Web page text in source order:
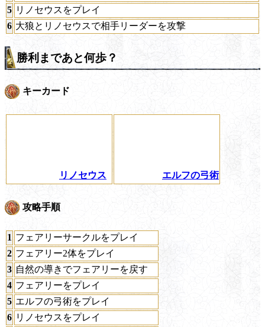
5 リノセウスをプレイ
6 大狼とリノセウスで相手リーダーを攻撃
勝利まであと何歩？
キーカード
リノセウス エルフの弓術
攻略手順
1 フェアリーサークルをプレイ
2 フェアリー2体をプレイ
3 自然の導きでフェアリーを戻す
4 フェアリーをプレイ
5 エルフの弓術をプレイ
6 リノセウスをプレイ